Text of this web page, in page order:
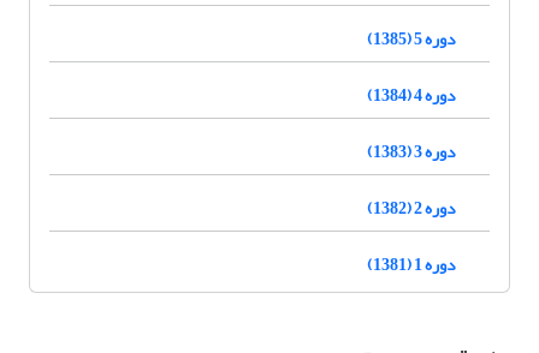
دوره 5 (1385)
دوره 4 (1384)
دوره 3 (1383)
دوره 2 (1382)
دوره 1 (1381)